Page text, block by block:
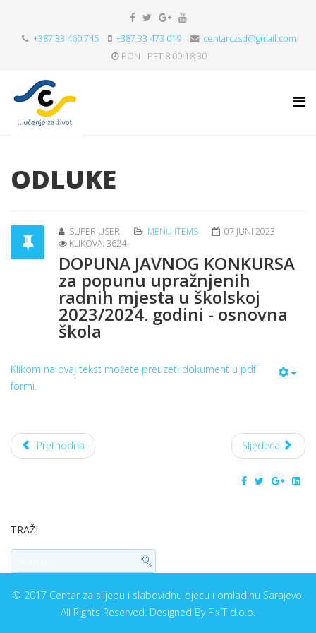
+387 33 460 745 +387 33 473 019
centarczsd@gmail.com
PON - PET 8:00-18:30
ODLUKE
SUPER USER MENU ITEMS
07 JUNI 2023
KLIKOVA: 3624
DOPUNA JAVNOG KONKURSA
za popunu upražnjenih
radnih mjesta u školskoj
2023/2024. godini - osnovna
škola
Klikom na ovaj tekst možete preuzeti dokument u pdf
formi.
Prethodna Sljedeća
TRAŽI
© 2017 Centar za slijepu i slabovidnu djecu i omladinu Sarajevo.
All Rights Reserved. Designed By FixIT d.o.o.